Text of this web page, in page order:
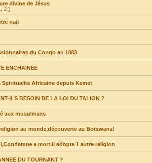
divine de Jésus
2 ]
nait
du Congo en 1883
ENCHAINEE
Spiritualite Africaine depuis Kemet
ILS BESOIN DE LA LOI DU TALION ?
aux musulmans
au monde,découverte au Botswana!
a mort,il adopta 1 autre religion
DU TOURNANT ?